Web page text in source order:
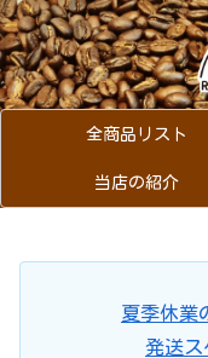
全商品リスト
当店の紹介
夏季休業
発送